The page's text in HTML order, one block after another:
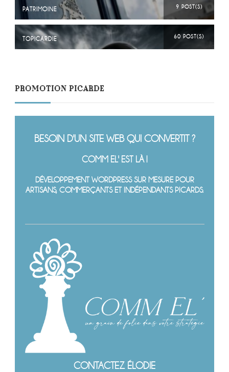
PATRIMOINE 9 POST(S)
TOPICARDIE 60 POST(S)
PROMOTION PICARDE
BESOIN D'UN SITE WEB QUI CONVERTIT ?
COMM EL' EST LÀ !
DÉVELOPPEMENT WORDPRESS SUR MESURE POUR
ARTISANS, COMMERÇANTS ET INDÉPENDANTS PICARDS.
CONTACTEZ ÉLODIE